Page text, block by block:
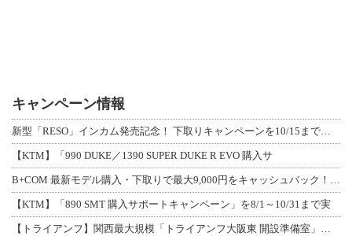
キャンペーン情報
【KTM】「990 DUKE／1390 SUPER DUKE R EVO 購入サ
【KTM】「890 SMT 購入サポートキャンペーン」を8/1～10/31まで実